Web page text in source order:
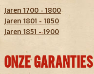
Jaren 1700 - 1800
Jaren 1801 - 1850
Jaren 1851 - 1900
ONZE GARANTIES